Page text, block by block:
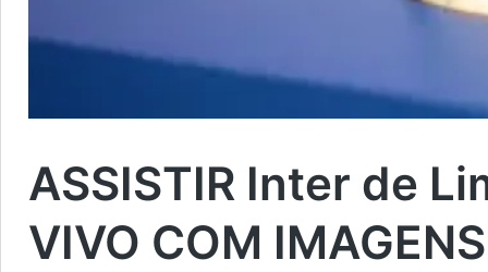
ASSISTIR Inter de
VIVO COM